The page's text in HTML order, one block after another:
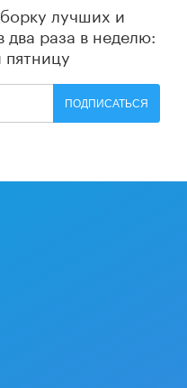
лучших и
два раза в неделю:
пятницу
ПОДПИСАТЬСЯ